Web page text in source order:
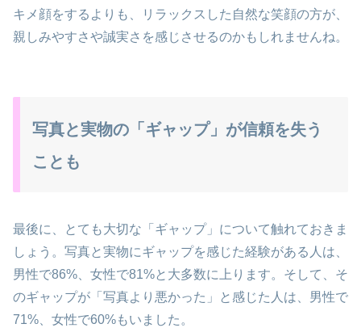
キメ顔をするよりも、リラックスした自然な笑顔の方が、
親しみやすさや誠実さを感じさせるのかもしれませんね。
写真と実物の「ギャップ」が信頼を失う
ことも
最後に、とても大切な「ギャップ」について触れておきま
しょう。写真と実物にギャップを感じた経験がある人は、
男性で86%、女性で81%と大多数に上ります。そして、そ
のギャップが「写真より悪かった」と感じた人は、男性で
71%、女性で60%もいました。